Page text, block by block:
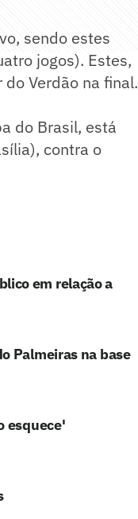
sendo estes
jogos). Estes,
Verdão na final.
do Brasil, está
contra o
em relação a
Palmeiras na base
esquece'